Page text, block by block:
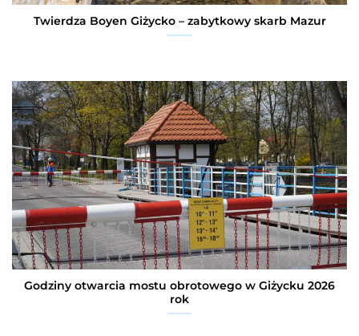
Twierdza Boyen Giżycko – zabytkowy skarb Mazur
Godziny otwarcia mostu obrotowego w Giżycku 2026
rok